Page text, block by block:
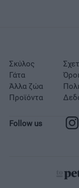
Σκύλος
Γάτα
Άλλα ζώα
Προϊόντα
Follow us